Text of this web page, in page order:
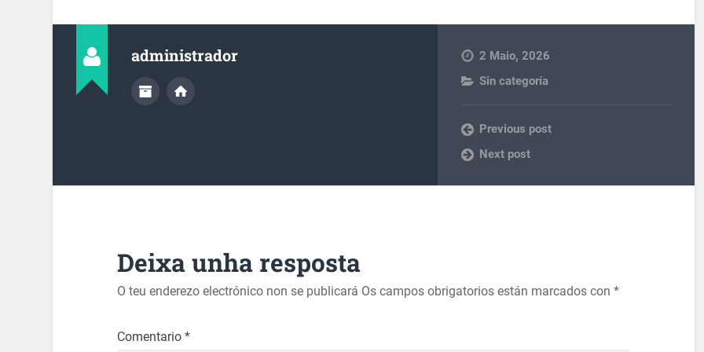
administrador
2 Maio, 2026
Sin categoría
Previous post
Next post
Deixa unha resposta
O teu enderezo electrónico non se publicará Os campos obrigatorios están marcados con *
Comentario *